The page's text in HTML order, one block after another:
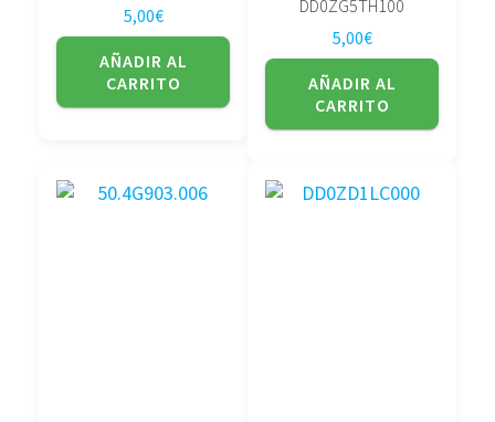
5,00€
AÑADIR AL
CARRITO
DD0ZG5TH100
5,00€
AÑADIR AL
CARRITO